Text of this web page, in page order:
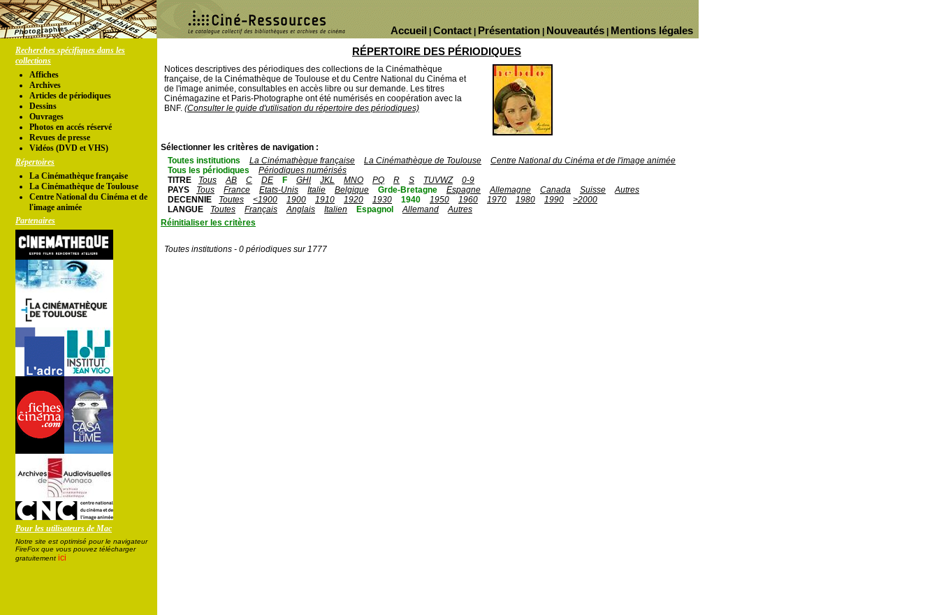
Mentions légales
Nouveautés
Présentation
Contact
Accueil
Recherches spécifiques dans les
collections
Affiches
Archives
Articles de périodiques
Dessins
Ouvrages
Photos en accés réservé
Revues de presse
Vidéos (DVD et VHS)
Répertoires
La Cinémathèque française
La Cinémathèque de Toulouse
Centre National du Cinéma et de
l'image animée
Partenaires
Pour les utilisateurs de Mac
Notre site est optimisé pour le navigateur
FireFox que vous pouvez télécharger
gratuitement ici
RÉPERTOIRE DES PÉRIODIQUES
Notices descriptives des périodiques des collections de la Cinémathèque
française, de la Cinémathèque de Toulouse et du Centre National du Cinéma et
de l'image animée, consultables en accès libre ou sur demande. Les titres
Cinémagazine et Paris-Photographe ont été numérisés en coopération avec la
BNF. (Consulter le guide d'utilisation du répertoire des périodiques)
Sélectionner les critères de navigation :
Toutes institutions
La Cinémathèque française La Cinémathèque de Toulouse
Centre National du Cinéma et de l'image animée
Tous les périodiques
Périodiques numérisés
TITRE
Tous AB C DE F GHI JKL MNO PQ R S TUVWZ
0-9
PAYS
Tous France Etats-Unis Italie Belgique Grde-Bretagne Espagne Allemagne Canada Suisse
Autres
DECENNIE
Toutes <1900 1900 1910 1920 1930 1940 1950 1960 1970 1980 1990
>2000
LANGUE
Toutes Français Anglais Italien Espagnol Allemand
Autres
Réinitialiser les critères
Toutes institutions - 0 périodiques sur 1777